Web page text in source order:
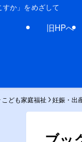
すか」をめざして
旧HPへ
こども家庭福祉 妊娠・出